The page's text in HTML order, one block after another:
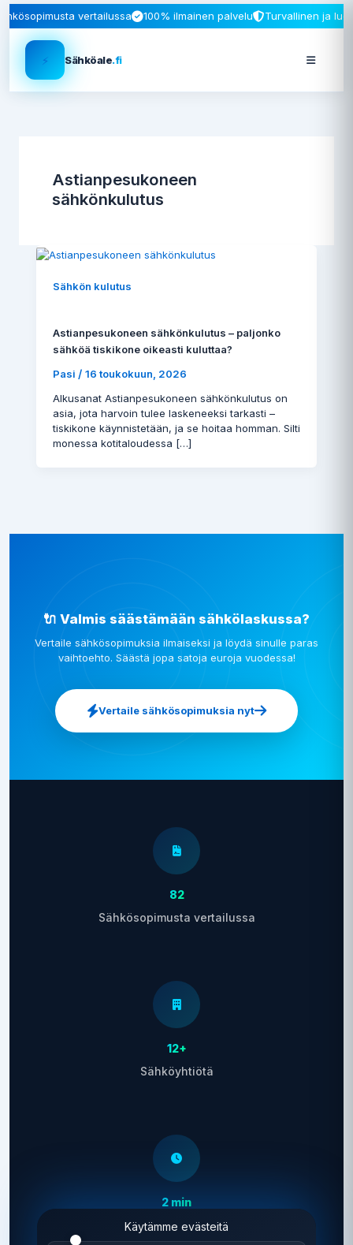
vertailussa 100% ilmainen palvelu Turvallinen ja
⚡ Sähköale.fi
Astianpesukoneen
sähkönkulutus
Sähkön kulutus
Astianpesukoneen sähkönkulutus – paljonko
sähköä tiskikone oikeasti kuluttaa?
Pasi / 16 toukokuun, 2026
Alkusanat Astianpesukoneen sähkönkulutus on
asia, jota harvoin tulee laskeneeksi tarkasti –
tiskikone käynnistetään, ja se hoitaa homman. Silti
monessa kotitaloudessa […]
🔌 Valmis säästämään sähkölaskussa?
Vertaile sähkösopimuksia ilmaiseksi ja löydä sinulle paras
vaihtoehto. Säästä jopa satoja euroja vuodessa!
Vertaile sähkösopimuksia nyt
82
Sähkösopimusta vertailussa
12+
Sähköyhtiötä
2 min
Vertailu vie aikaa
Käytämme evästeitä